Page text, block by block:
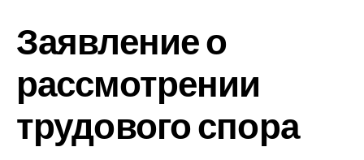
Заявление о
рассмотрении
трудового спора